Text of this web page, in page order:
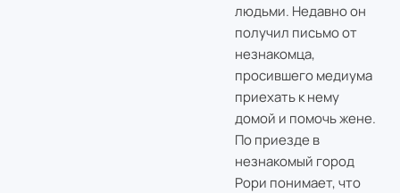
людьми. Недавно он
получил письмо от
незнакомца,
просившего медиума
приехать к нему
домой и помочь жене.
По приезде в
незнакомый город
Рори понимает, что